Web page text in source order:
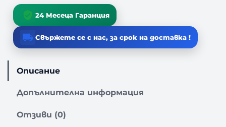
Т
Н
Е
С
Р
Д
А
24 Месеца Гаранция
Свържете се с нас, за срок на доставка !
Описание
Допълнителна информация
Отзиви (0)